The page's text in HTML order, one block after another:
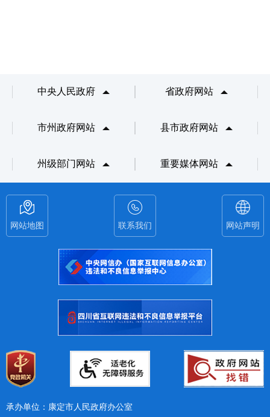
中央人民政府 省政府网站
市州政府网站 县市政府网站
州级部门网站 重要媒体网站
网站地图 联系我们 网站声明
承办单位：康定市人民政府办公室